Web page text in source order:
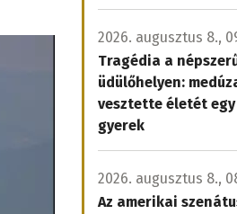
2026. augusztus 8.,
Tragédia a
üdülőhelyen:
vesztette életét egy
gyerek
2026. augusztus 8.,
Az amerikai